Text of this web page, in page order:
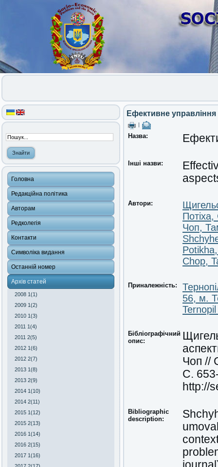
Головна
Редакційна політика
Авторам
Редколегія
Контакти
Символіка видання
Останній номер
Архів статей
2008 1(1)
2009 1(2)
2010 1(3)
2011 1(4)
2011 2(5)
2012 1(6)
2012 2(7)
2013 1(8)
2013 2(9)
2014 1(10)
2014 2(11)
2015 1(12)
2015 2(13)
2016 1(14)
2016 2(15)
2017 1(16)
Ефективне управління
Назва:
Інші назви:
Автори:
Чоп,
Chop,
Приналежність:
56, м.
Бібліографічний
опис:
Чоп //
С.
http://
Bibliographic
description: